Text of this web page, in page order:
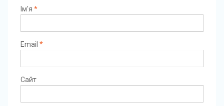
Ім'я *
Email *
Сайт